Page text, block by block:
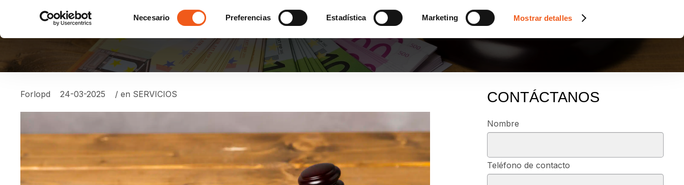
de
Necesario Preferencias Estadística Marketing Mostrar detalles
DE CAPITALES
Forlopd 24-03-2025 / en SERVICIOS CONTÁCTANOS
Nombre
Teléfono de contacto